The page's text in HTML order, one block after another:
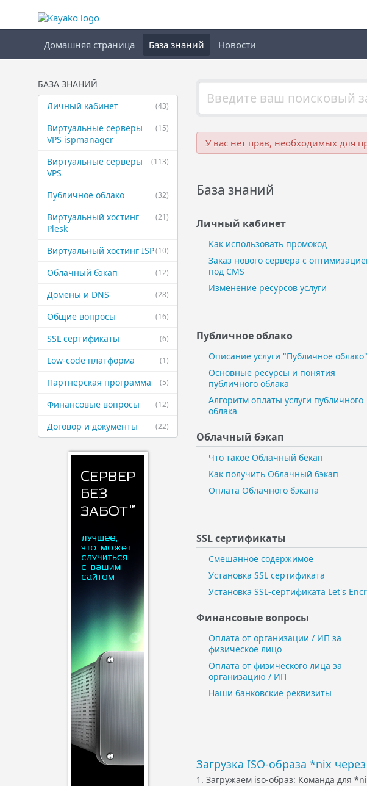
Домашняя страница База знаний Новости
БАЗА ЗНАНИЙ
(43)
Личный кабинет
(15)
Виртуальные ​серверы
VPS ispmanager
(113)
Виртуальные ​серверы
VPS
(32)
Публичное ​облако
(21)
Виртуальный ​хостинг
Plesk
(10)
Виртуальный ​хостинг ISP
(12)
Облачный бэкап
(28)
Домены и DNS
(16)
Общие вопросы
(6)
SSL сертификаты
(1)
Low-code платформа
(5)
Партнерская ​программа
(12)
Финансовые ​вопросы
(22)
Договор и ​документы
У вас нет прав, необходимых для
База знаний
Личный кабинет
Как использовать промокод
Заказ нового сервера с
под CMS
Изменение ресурсов услуги
Публичное ​облако
Описание услуги "Публичное облако"
Основные ресурсы и понятия
публичного облака
Алгоритм оплаты услуги публичного
облака
Облачный бэкап
Что такое Облачный бекап
Как получить Облачный бэкап
Оплата Облачного бэкапа
SSL сертификаты
Смешанное содержимое
Установка SSL сертификата
Установка SSL-сертификата Let's
Финансовые ​вопросы
Оплата от организации / ИП за
физическое лицо
Оплата от физического лица за
организацию / ИП
Наши банковские реквизиты
Загрузка ISO-образа *nix
1. Загружаем iso-образ: Команда для